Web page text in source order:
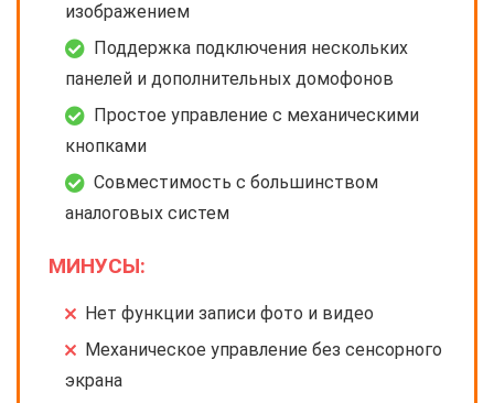
изображением
Поддержка подключения нескольких
панелей и дополнительных домофонов
Простое управление с механическими
кнопками
Совместимость с большинством
аналоговых систем
МИНУСЫ:
Нет функции записи фото и видео
Механическое управление без сенсорного
экрана